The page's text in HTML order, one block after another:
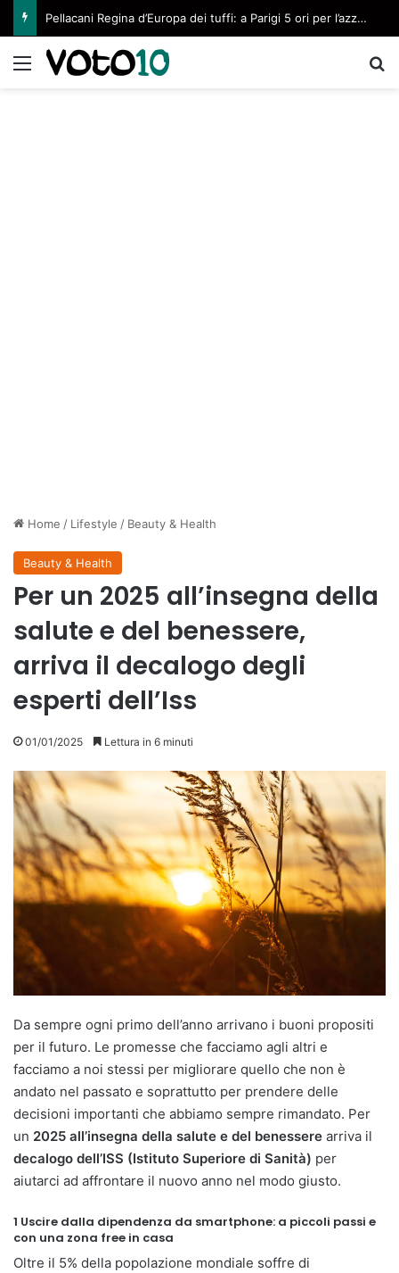
Pellacani Regina d’Europa dei tuffi: a Parigi 5 ori per l’azzurra
Menu
Home / Lifestyle / Beauty & Health
Beauty & Health
Per un 2025 all’insegna della
salute e del benessere,
arriva il decalogo degli
esperti dell’Iss
01/01/2025 Lettura in 6 minuti
Da sempre ogni primo dell’anno arrivano i buoni propositi
per il futuro. Le promesse che facciamo agli altri e
facciamo a noi stessi per migliorare quello che non è
andato nel passato e soprattutto per prendere delle
decisioni importanti che abbiamo sempre rimandato. Per
un 2025 all’insegna della salute e del benessere arriva il
decalogo dell’ISS (Istituto Superiore di Sanità) per
aiutarci ad affrontare il nuovo anno nel modo giusto.
1 Uscire dalla dipendenza da smartphone: a piccoli passi e
con una zona free in casa
Oltre il 5% della popolazione mondiale soffre di